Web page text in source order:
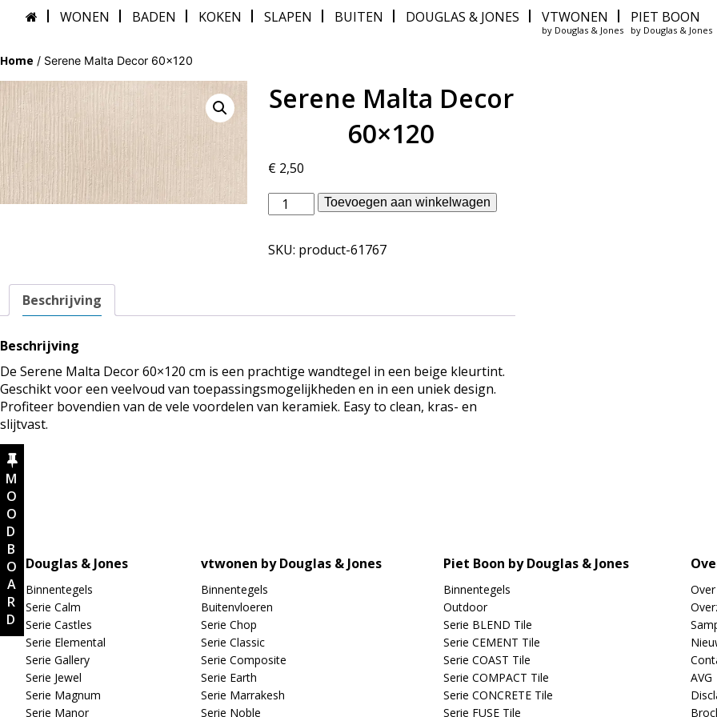
WONEN BADEN KOKEN SLAPEN BUITEN DOUGLAS & JONES VTWONEN
by Douglas & Jones
PIET BOON
by Douglas & Jones
Home / Serene Malta Decor 60×120
Serene Malta Decor
60×120
€2,50
Douglas
Jones
-
Toevoegen aan winkelwagen
SKU: product-61767
Beschrijving
Beschrijving
De Serene Malta Decor 60×120 cm is een prachtige wandtegel in een beige kleurtint.
Geschikt voor een veelvoud van toepassingsmogelijkheden en in een uniek design.
Profiteer bovendien van de vele voordelen van keramiek. Easy to clean, kras- en
slijtvast.
Douglas & Jones
Binnentegels
Serie Calm
Serie Castles
Serie Elemental
Serie Gallery
Serie Jewel
Serie Magnum
Serie Manor
vtwonen by Douglas & Jones
Binnentegels
Buitenvloeren
Serie Chop
Serie Classic
Serie Composite
Serie Earth
Serie Marrakesh
Serie Noble
Piet Boon by Douglas & Jones
Binnentegels
Outdoor
Serie BLEND Tile
Serie CEMENT Tile
Serie COAST Tile
Serie COMPACT Tile
Serie CONCRETE Tile
Serie FUSE Tile
AVG
MOODBOARD